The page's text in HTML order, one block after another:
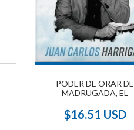
PODER DE ORAR DE
MADRUGADA, EL
$16.51 USD